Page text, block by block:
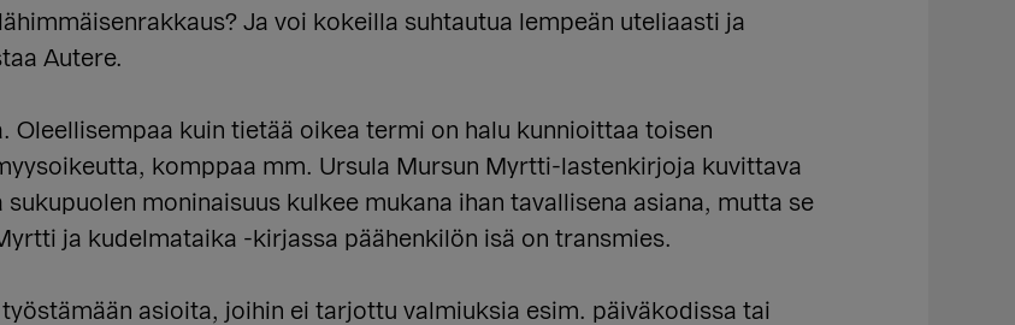
Ja voi kokeilla suhtautua lempeän uteliaasti ja
Autere.
Oleellisempaa kuin tietää oikea termi on halu kunnioittaa toisen
komppaa mm. Ursula Mursun Myrtti-lastenkirjoja kuvittava
moninaisuus kulkee mukana ihan tavallisena asiana, mutta se
ja kudelmataika -kirjassa päähenkilön isä on transmies.
asioita, joihin ei tarjottu valmiuksia esim. päiväkodissa tai